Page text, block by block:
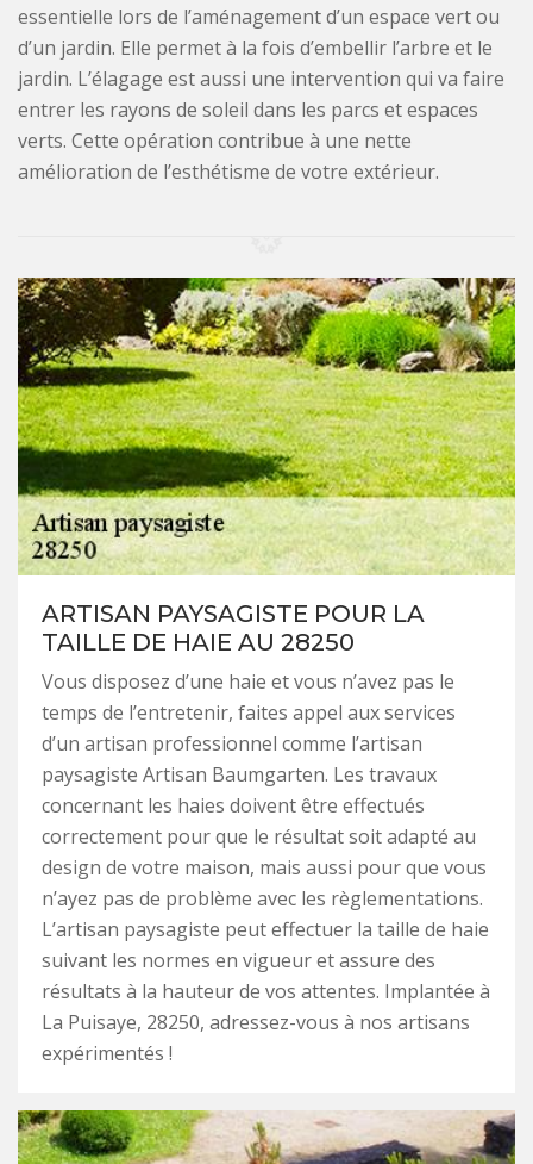
essentielle lors de l’aménagement d’un espace vert ou
d’un jardin. Elle permet à la fois d’embellir l’arbre et le
jardin. L’élagage est aussi une intervention qui va faire
entrer les rayons de soleil dans les parcs et espaces
verts. Cette opération contribue à une nette
amélioration de l’esthétisme de votre extérieur.
ARTISAN PAYSAGISTE POUR LA
TAILLE DE HAIE AU 28250
Vous disposez d’une haie et vous n’avez pas le
temps de l’entretenir, faites appel aux services
d’un artisan professionnel comme l’artisan
paysagiste Artisan Baumgarten. Les travaux
concernant les haies doivent être effectués
correctement pour que le résultat soit adapté au
design de votre maison, mais aussi pour que vous
n’ayez pas de problème avec les règlementations.
L’artisan paysagiste peut effectuer la taille de haie
suivant les normes en vigueur et assure des
résultats à la hauteur de vos attentes. Implantée à
La Puisaye, 28250, adressez-vous à nos artisans
expérimentés !